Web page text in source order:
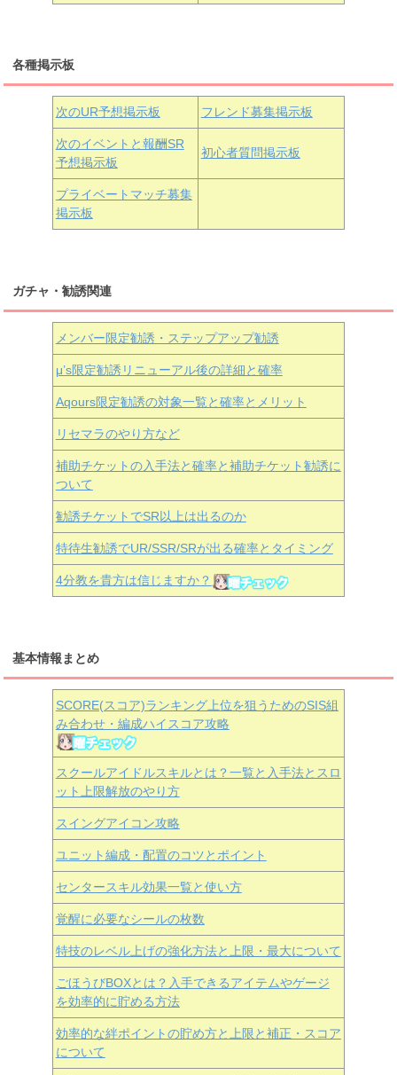
黒澤ダイヤ
朝香果林 近江彼方 エマ・ヴェルデ
各種掲示板
次のUR予想掲示板 フレンド募集掲示板
次のイベントと報酬SR
予想掲示板
初心者質問掲示板
プライベートマッチ募集
掲示板
ガチャ・勧誘関連
メンバー限定勧誘・ステップアップ勧誘
μ’s限定勧誘リニューアル後の詳細と確率
Aqours限定勧誘の対象一覧と確率とメリット
リセマラのやり方など
補助チケットの入手法と確率と補助チケット勧誘に
ついて
勧誘チケットでSR以上は出るのか
特待生勧誘でUR/SSR/SRが出る確率とタイミング
4分教を貴方は信じますか？
基本情報まとめ
SCORE(スコア)ランキング上位を狙うためのSIS組
み合わせ・編成ハイスコア攻略
スクールアイドルスキルとは？一覧と入手法とスロ
ット上限解放のやり方
スイングアイコン攻略
ユニット編成・配置のコツとポイント
センタースキル効果一覧と使い方
覚醒に必要なシールの枚数
特技のレベル上げの強化方法と上限・最大について
ごほうびBOXとは？入手できるアイテムやゲージ
を効率的に貯める方法
効率的な絆ポイントの貯め方と上限と補正・スコア
について